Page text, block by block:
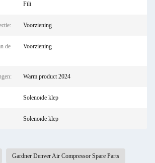
Fili
Voorziening
de
Voorziening
Warm product 2024
Solenoïde klep
Solenoïde klep
Gardner Denver Air Compressor Spare Parts